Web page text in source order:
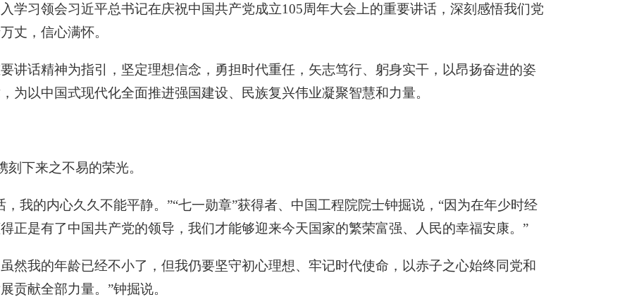
学习领会习近平总书记在庆祝中国共产党成立105周年大会上的重要讲话，深刻感悟我们党
丈，信心满怀。
讲话精神为指引，坚定理想信念，勇担时代重任，矢志笃行、躬身实干，以昂扬奋进的姿
为以中国式现代化全面推进强国建设、民族复兴伟业凝聚智慧和力量。
下来之不易的荣光。
我的内心久久不能平静。”“七一勋章”获得者、中国工程院院士钟掘说，“因为在年少时经
正是有了中国共产党的领导，我们才能够迎来今天国家的繁荣富强、人民的幸福安康。”
然我的年龄已经不小了，但我仍要坚守初心理想、牢记时代使命，以赤子之心始终同党和
贡献全部力量。”钟掘说。